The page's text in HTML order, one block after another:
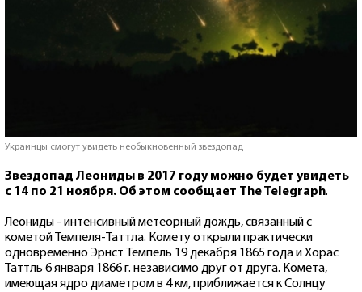
Украинцы смогут увидеть необыкновенный звездопад
Звездопад Леониды в 2017 году можно будет увидеть
с 14 по 21 ноября. Об этом сообщает The Telegraph.
Леониды - интенсивный метеорный дождь, связанный с
кометой Темпеля-Таттла. Комету открыли практически
одновременно Эрнст Темпель 19 декабря 1865 года и Хорас
Таттль 6 января 1866 г. независимо друг от друга. Комета,
имеющая ядро диаметром в 4 км, приближается к Солнцу